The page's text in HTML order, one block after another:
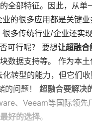
全部特征。因此，从
的很多应用都是关键
多传统行业/企业还实
可行呢？ 要想让超融合
数据支持等。 作为本
转型的能力，但它们
的问题！ 超融合要解决
、Veeam等国际领
好的选择。